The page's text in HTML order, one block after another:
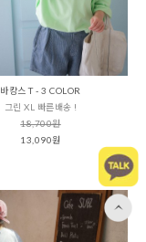
바캉스 T - 3 COLOR
그린 XL 빠른배송 !
18,700원
13,090원